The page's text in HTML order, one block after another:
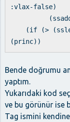
:vlax-false)
(ssadd
(if (>
(princ))
Bende doğrumu
yaptım.
Yukarıdaki kod
ve bu görünür ise
Tag ismini